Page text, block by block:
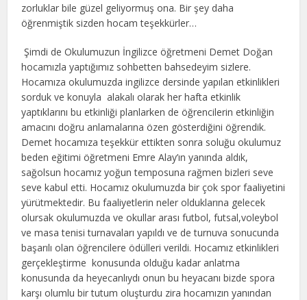
zorluklar bile güzel geliyormuş ona. Bir şey daha
öğrenmiştik sizden hocam teşekkürler…
Şimdi de Okulumuzun İngilizce öğretmeni Demet Doğan
hocamızla yaptığımız sohbetten bahsedeyim sizlere.
Hocamıza okulumuzda ingilizce dersinde yapılan etkinlikleri
sorduk ve konuyla alakalı olarak her hafta etkinlik
yaptıklarını bu etkinliği planlarken de öğrencilerin etkinliğin
amacını doğru anlamalarına özen gösterdiğini öğrendik.
Demet hocamıza teşekkür ettikten sonra soluğu okulumuz
beden eğitimi öğretmeni Emre Alay’ın yanında aldık,
sağolsun hocamız yoğun temposuna rağmen bizleri seve
seve kabul etti. Hocamız okulumuzda bir çok spor faaliyetini
yürütmektedir. Bu faaliyetlerin neler olduklarına gelecek
olursak okulumuzda ve okullar arası futbol, futsal,voleybol
ve masa tenisi turnavaları yapıldı ve de turnuva sonucunda
başarılı olan öğrencilere ödülleri verildi. Hocamız etkinlikleri
gerçekleştirme konusunda olduğu kadar anlatma
konusunda da heyecanlıydı onun bu heyacanı bizde spora
karşı olumlu bir tutum oluşturdu zira hocamızın yanından